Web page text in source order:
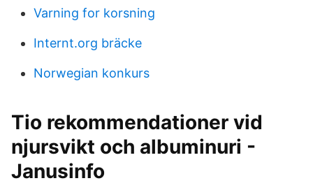
Varning for korsning
Internt.org bräcke
Norwegian konkurs
Tio rekommendationer vid
njursvikt och albuminuri -
Janusinfo